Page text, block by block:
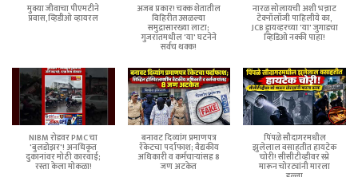
मुक्या जीवाचा पीएमटीने
प्रवास,व्हिडीओ व्हायरल
अजब प्रकार! चक्क शेतातील
विहिरीत उसळल्या
समुद्रासारख्या लाटा;
गुजरातमधील 'या' घटनेने
सर्वच थक्क!
नारळ सोलायची अशी भन्नाट
टेक्नॉलॉजी पाहिलीये का,
JCB ड्रायव्हरच्या 'या' जुगाडचा
व्हिडिओ नक्की पाहा!
NIBM रोडवर PMC चा
'बुलडोझर'! अनधिकृत
दुकानांवर मोठी कारवाई;
रस्ता केला मोकळा!
बनावट दिव्यांग प्रमाणपत्र
रॅकेटचा पर्दाफाश; वैद्यकीय
अधिकारी व कर्मचाऱ्यांसह 8
जण अटकेत
पिंपळे सौदागरमधील
झुलेलाल वसाहतीत हायटेक
चोरी! सीसीटीव्हीवर स्प्रे
मारून चोरट्यांनी मारला